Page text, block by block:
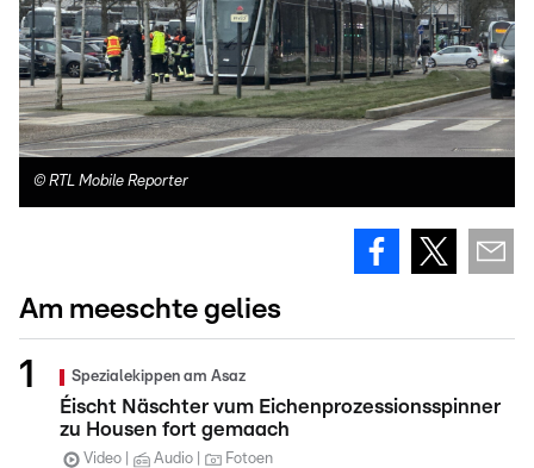
© RTL Mobile Reporter
Am meeschte gelies
Spezialekippen am Asaz
Éischt Näschter vum Eichenprozessionsspinner
zu Housen fort gemaach
Video Audio Fotoen